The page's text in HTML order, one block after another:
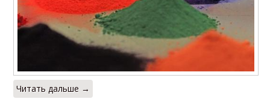
Читать дальше →